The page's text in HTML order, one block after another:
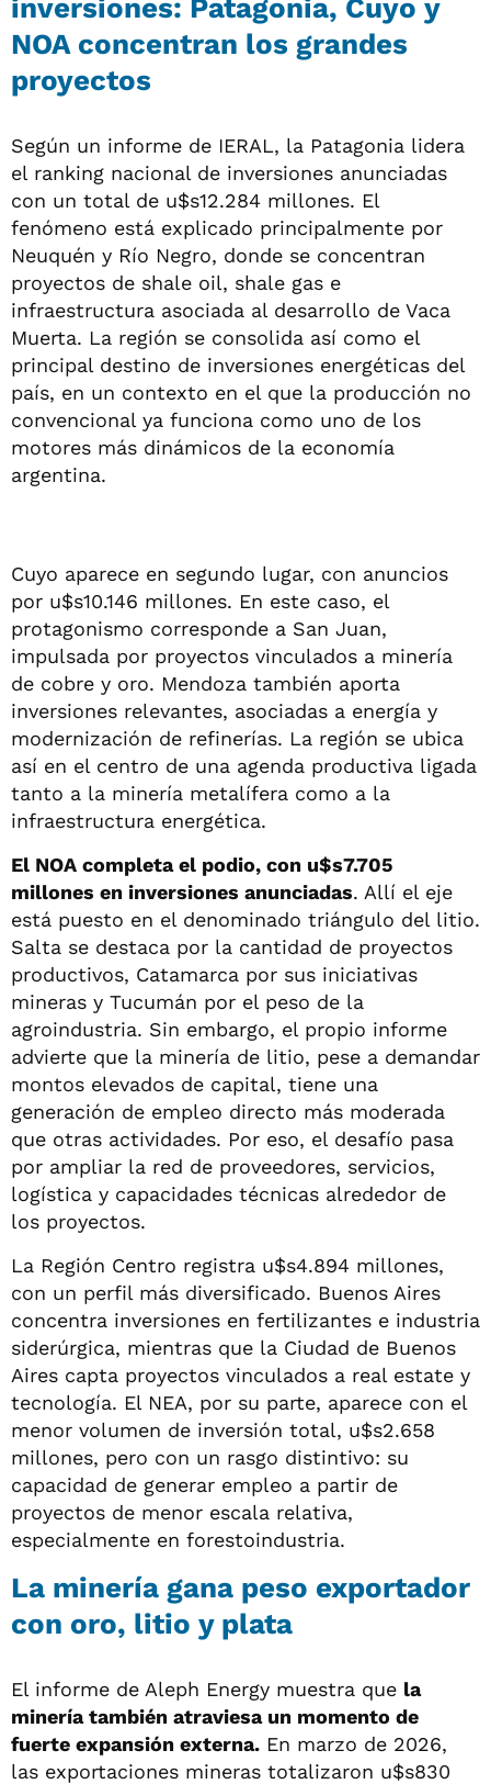
inversiones: Patagonia, Cuyo y
NOA concentran los grandes
proyectos
Según un informe de IERAL, la Patagonia lidera
el ranking nacional de inversiones anunciadas
con un total de u$s12.284 millones. El
fenómeno está explicado principalmente por
Neuquén y Río Negro, donde se concentran
proyectos de shale oil, shale gas e
infraestructura asociada al desarrollo de Vaca
Muerta. La región se consolida así como el
principal destino de inversiones energéticas del
país, en un contexto en el que la producción no
convencional ya funciona como uno de los
motores más dinámicos de la economía
argentina.
Cuyo aparece en segundo lugar, con anuncios
por u$s10.146 millones. En este caso, el
protagonismo corresponde a San Juan,
impulsada por proyectos vinculados a minería
de cobre y oro. Mendoza también aporta
inversiones relevantes, asociadas a energía y
modernización de refinerías. La región se ubica
así en el centro de una agenda productiva ligada
tanto a la minería metalífera como a la
infraestructura energética.
El NOA completa el podio, con u$s7.705
millones en inversiones anunciadas. Allí el eje
está puesto en el denominado triángulo del litio.
Salta se destaca por la cantidad de proyectos
productivos, Catamarca por sus iniciativas
mineras y Tucumán por el peso de la
agroindustria. Sin embargo, el propio informe
advierte que la minería de litio, pese a demandar
montos elevados de capital, tiene una
generación de empleo directo más moderada
que otras actividades. Por eso, el desafío pasa
por ampliar la red de proveedores, servicios,
logística y capacidades técnicas alrededor de
los proyectos.
La Región Centro registra u$s4.894 millones,
con un perfil más diversificado. Buenos Aires
concentra inversiones en fertilizantes e industria
siderúrgica, mientras que la Ciudad de Buenos
Aires capta proyectos vinculados a real estate y
tecnología. El NEA, por su parte, aparece con el
menor volumen de inversión total, u$s2.658
millones, pero con un rasgo distintivo: su
capacidad de generar empleo a partir de
proyectos de menor escala relativa,
especialmente en forestoindustria.
La minería gana peso exportador
con oro, litio y plata
El informe de Aleph Energy muestra que la
minería también atraviesa un momento de
fuerte expansión externa. En marzo de 2026,
las exportaciones mineras totalizaron u$s830